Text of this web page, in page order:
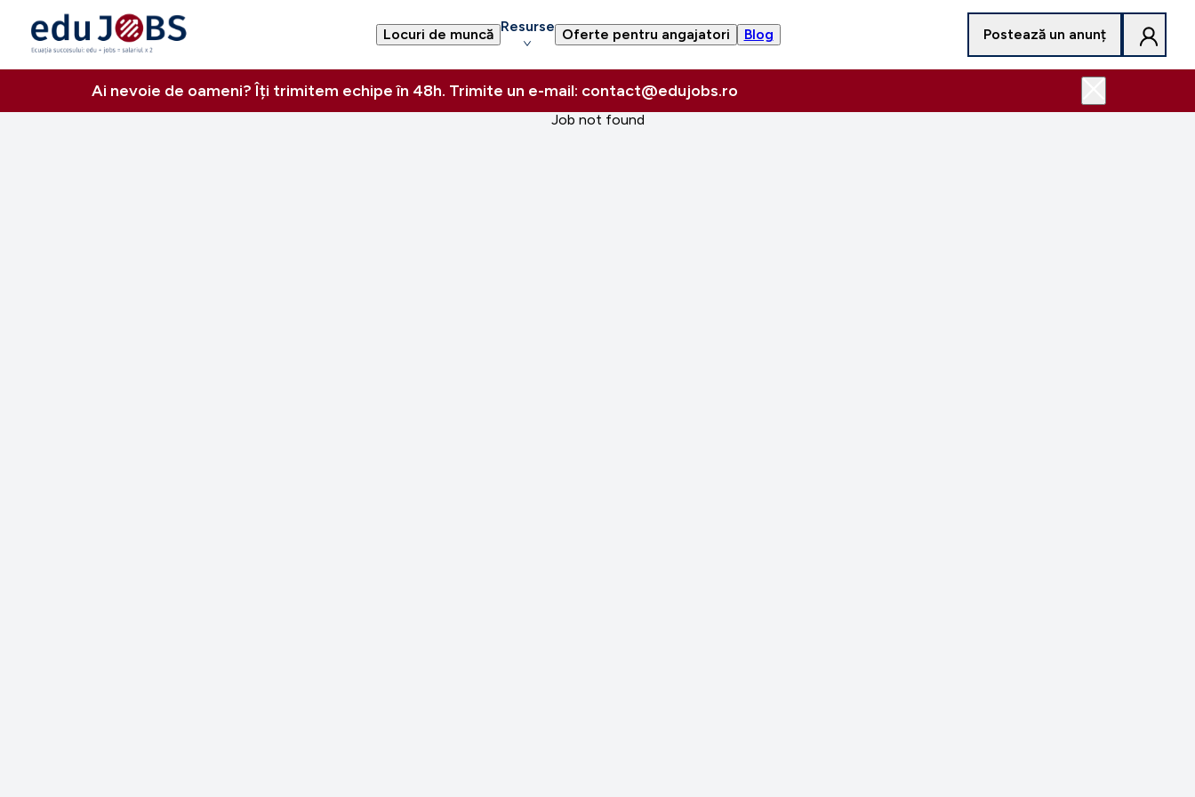
Locuri de muncă Resurse Oferte pentru angajatori Blog Postează un anunț
Ai nevoie de oameni? Îți trimitem echipe în 48h. Trimite un e-mail: contact@edujobs.ro
Job not found